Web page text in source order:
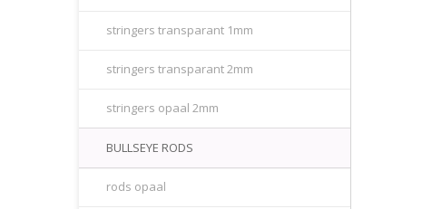
stringers transparant 1mm
stringers transparant 2mm
stringers opaal 2mm
BULLSEYE RODS
rods opaal